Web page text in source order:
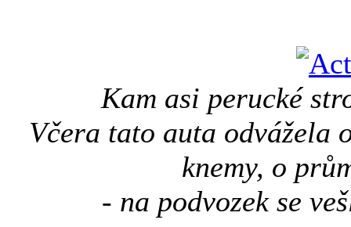
Kam asi perucké
Včera tato auta odvážela
knemy, o
- na podvozek se